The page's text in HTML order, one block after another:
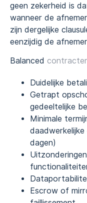
geen zekerheid is
wanneer de
zijn dergelijke
eenzijdig de
Balanced
Duidelijke
Getrapt
gedeeltelijke
Minimale
dagen)
Escrow of